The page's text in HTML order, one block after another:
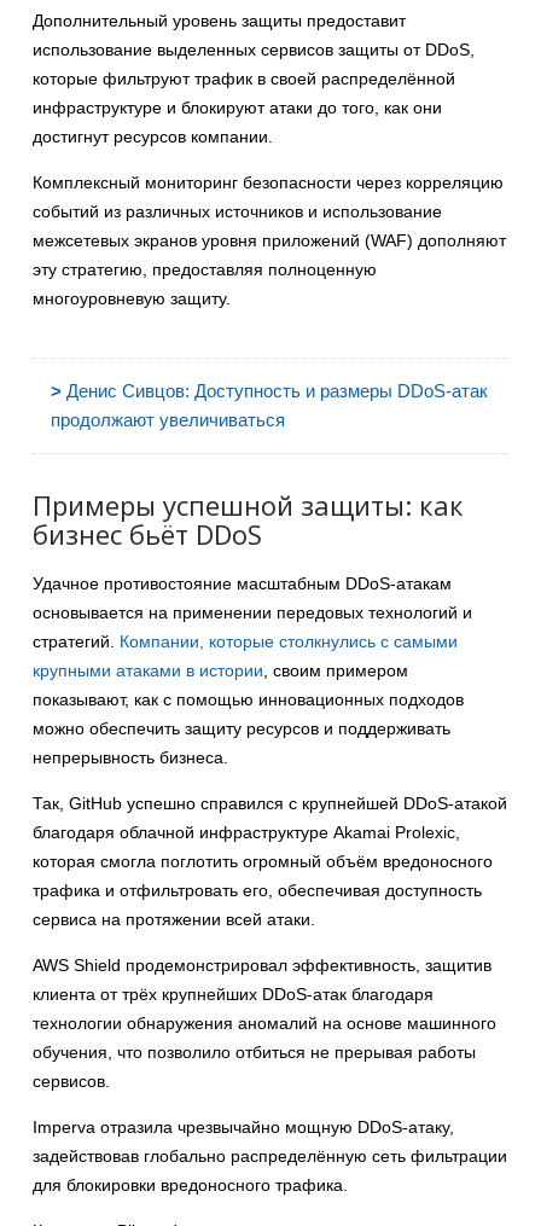
Дополнительный уровень защиты предоставит
использование выделенных сервисов защиты от DDoS,
которые фильтруют трафик в своей распределённой
инфраструктуре и блокируют атаки до того, как они
достигнут ресурсов компании.
Комплексный мониторинг безопасности через корреляцию
событий из различных источников и использование
межсетевых экранов уровня приложений (WAF) дополняют
эту стратегию, предоставляя полноценную
многоуровневую защиту.
> Денис Сивцов: Доступность и размеры DDoS-атак
продолжают увеличиваться
Примеры успешной защиты: как
бизнес бьёт DDoS
Удачное противостояние масштабным DDoS-атакам
основывается на применении передовых технологий и
стратегий. Компании, которые столкнулись с самыми
крупными атаками в истории, своим примером
показывают, как с помощью инновационных подходов
можно обеспечить защиту ресурсов и поддерживать
непрерывность бизнеса.
Так, GitHub успешно справился с крупнейшей DDoS-атакой
благодаря облачной инфраструктуре Akamai Prolexic,
которая смогла поглотить огромный объём вредоносного
трафика и отфильтровать его, обеспечивая доступность
сервиса на протяжении всей атаки.
AWS Shield продемонстрировал эффективность, защитив
клиента от трёх крупнейших DDoS-атак благодаря
технологии обнаружения аномалий на основе машинного
обучения, что позволило отбиться не прерывая работы
сервисов.
Imperva отразила чрезвычайно мощную DDoS-атаку,
задействовав глобально распределённую сеть фильтрации
для блокировки вредоносного трафика.